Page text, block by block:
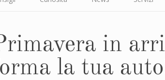
in
la tua